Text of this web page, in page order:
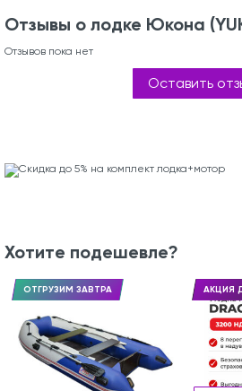
Отзывы о лодке Юкона
Отзывов пока нет
Оставить
Хотите подешевле?
ОТГРУЗИМ ЗАВТРА АКЦИЯ